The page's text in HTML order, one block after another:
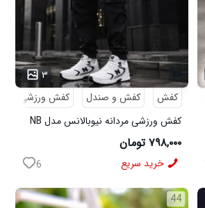
۳
کفش
کفش و صندل
کفش ورزشی
کفش ورزشی مردانه نیوبالانس مدل NB
سفید
۷۹۸,۰۰۰ تومان
خرید سریع 6
44